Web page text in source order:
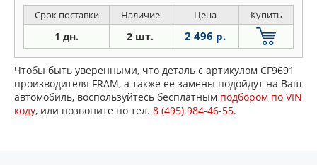
Срок поставки Наличие Цена Купить
1 дн. 2 шт. 2 496 р.
Чтобы быть уверенными, что деталь с артикулом CF9691
производителя FRAM, а также ее замены подойдут на Ваш
автомобиль, воспользуйтесь бесплатным подбором по VIN
коду, или позвоните по тел. 8 (495) 984-46-55.